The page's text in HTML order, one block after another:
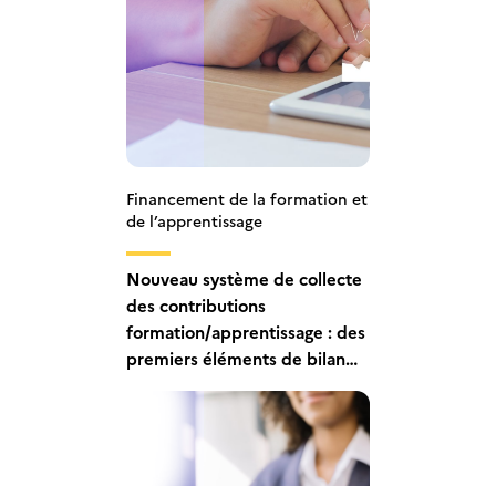
Financement de la formation et
de l’apprentissage
Nouveau système de collecte
des contributions
formation/apprentissage : des
premiers éléments de bilan
très positifs